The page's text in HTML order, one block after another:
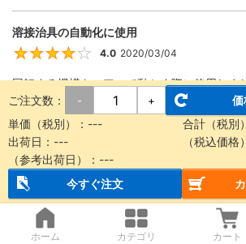
溶接治具の自動化に使用
4
4.0 2020/03/04
回転する機構をエアーで動かす際に使用しま
豊富、形状が細くて設計に組み込みやすい、
な...
もっと読む
0人 が参考にしています。
このレビューは参考になりましたか？ 参考になっ
ご注文数： - +
価
単価（税別）： --- 合計（税別
出荷日： --- （税込価格
（参考出荷日）： ---
今すぐ注文
ホーム カテゴリ カート